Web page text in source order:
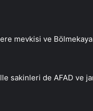
mevkisi ve
sakinleri de AFAD ve